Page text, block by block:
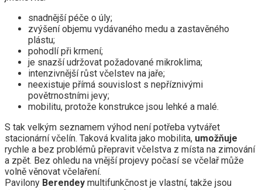
snadnější péče o úly;
zvýšení objemu vydávaného medu a zastavěného
plástu;
pohodlí při krmení;
je snazší udržovat požadované mikroklima;
intenzivnější růst včelstev na jaře;
neexistuje přímá souvislost s nepříznivými
povětrnostními jevy;
mobilitu, protože konstrukce jsou lehké a malé.
S tak velkým seznamem výhod není potřeba vytvářet
stacionární včelín. Taková kvalita jako mobilita, umožňuje
rychle a bez problémů přepravit včelstva z místa na zimování
a zpět. Bez ohledu na vnější projevy počasí se včelař může
volně věnovat včelaření.
Pavilony Berendey multifunkčnost je vlastní, takže jsou